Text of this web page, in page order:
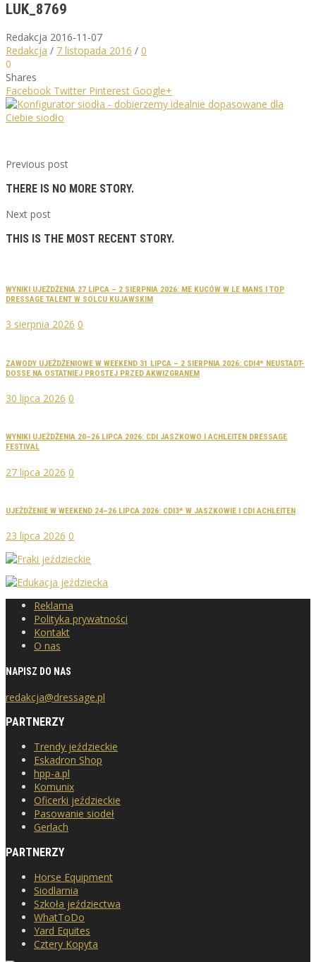
LUK_8769
Redakcja 2016-11-07
Redakcja / 7 listopada 2016 / 0
0
Shares
Facebook Twitter Pinterest Google+
Previous post
THERE IS NO MORE STORY.
Next post
THIS IS THE MOST RECENT STORY.
WYNIKI UJEŻDŻENIA 27 LIPCA – 2 SIERPNIA 2026: ME KUCÓW W LE MANS I TOP
DRESSAGE TALENT W SOLCU KUJAWSKIM
3 sierpnia 2026 0
ZAWODY UJEŻDŻENIOWE W WEEKEND 31 LIPCA – 2 SIERPNIA 2026: CDI4* NEUSTADT-
DOSSE NA OSTATNIEJ PROSTEJ PRZED AKWIZGRANEM
30 lipca 2026 0
WYNIKI UJEŻDŻENIA 20–26 LIPCA 2026: CDI JASZKOWO I ACHLEITEN DRESSAGE
FESTIVAL
27 lipca 2026 0
UJEŻDŻENIE W WEEKEND 24–26 LIPCA 2026: CDI3* W JASZKOWIE I CDI ACHLEITEN
23 lipca 2026 0
Reklama
Polityka prywatności
Kontakt
O nas
NAPISZ DO NAS
redakcja@dressage.pl
PARTNERZY
Trendy jeździeckie
Eskadron Shop
hpp-a.pl
Komunix
Oficerki jeździeckie
Pasowanie siodeł
Gerlach
PARTNERZY
Horse Equipment
Siodlarnia
Szkoła jeździectwa
WhatToDo
Yard Equites
Cztery Kopyta